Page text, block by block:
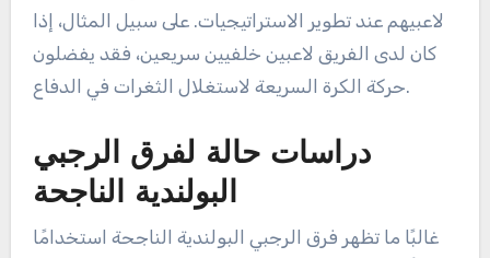
لاعبيهم عند تطوير الاستراتيجيات. على سبيل المثال، إذا
كان لدى الفريق لاعبين خلفيين سريعين، فقد يفضلون
حركة الكرة السريعة لاستغلال الثغرات في الدفاع.
دراسات حالة لفرق الرجبي
البولندية الناجحة
غالبًا ما تظهر فرق الرجبي البولندية الناجحة استخدامًا